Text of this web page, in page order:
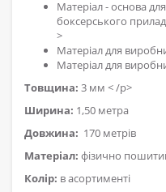
Матеріал - основа
боксерського
>
Матеріал для
Матеріал для
Товщина: 3 мм < /p>
Ширина: 1,50 метра
Довжина: 170 метрів
Матеріал: фізично
Колір: в асортименті